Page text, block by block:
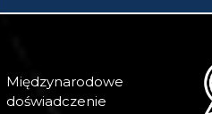
Międzynarodowe
doświadczenie